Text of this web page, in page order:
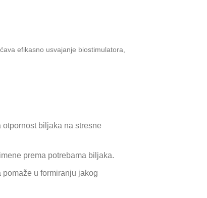
efikasno usvajanje biostimulatora,
biljaka na stresne
prema potrebama biljaka.
u formiranju jakog